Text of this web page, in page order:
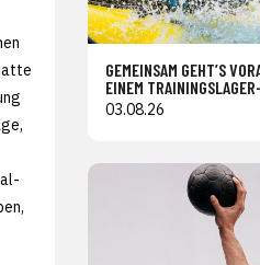
GEMEINSAM GEHT’S
EINEM
03.08.26